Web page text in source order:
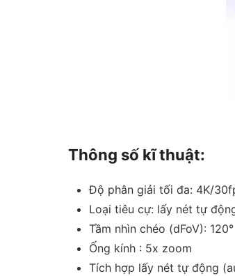
Thông số kĩ thuật:
Độ phân giải tối đa: 4K/
Loại tiêu cự: lấy nét tự
Tầm nhìn chéo (dFoV): 120°
Ống kính : 5x zoom
Tích hợp lấy nét tự động